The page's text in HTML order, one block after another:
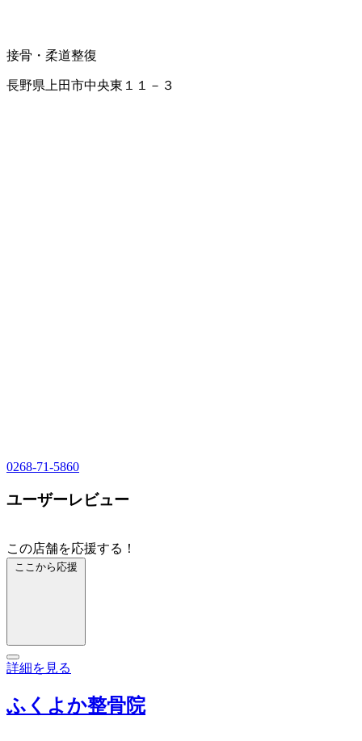
接骨・柔道整復
長野県上田市中央東１１－３
0268-71-5860
ユーザーレビュー
この店舗を応援する！
ここから応援
詳細を見る
ふくよか整骨院